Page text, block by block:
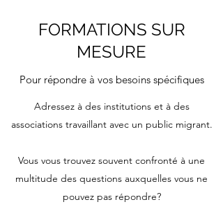
FORMATIONS SUR
MESURE
Pour répondre à vos besoins spécifiques
Adressez à des institutions et à des
associations travaillant avec un public migrant.
Vous vous trouvez souvent confronté à une
multitude des questions auxquelles vous ne
pouvez pas répondre?